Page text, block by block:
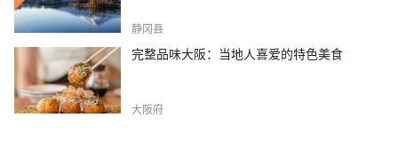
静冈县
完整品味大阪：当地人喜爱的特色美食
大阪府